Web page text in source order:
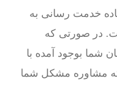
خدمت رسانی به
است. در صورتی که
شما بوجود آمده با
مشاوره مشکل شما